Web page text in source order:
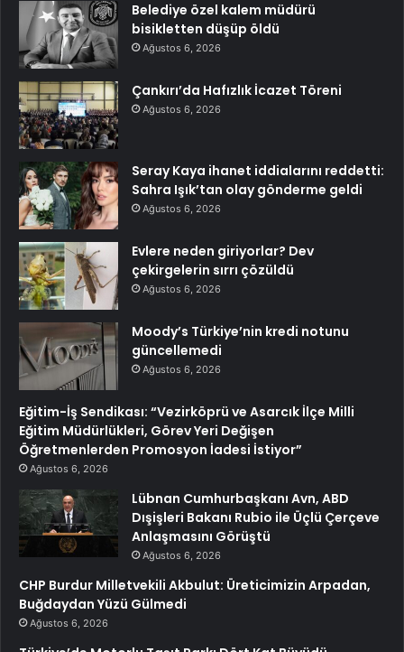
Belediye özel kalem müdürü
bisikletten düşüp öldü
Ağustos 6, 2026
Çankırı’da Hafızlık İcazet Töreni
Ağustos 6, 2026
Seray Kaya ihanet iddialarını reddetti:
Sahra Işık’tan olay gönderme geldi
Ağustos 6, 2026
Evlere neden giriyorlar? Dev
çekirgelerin sırrı çözüldü
Ağustos 6, 2026
Moody’s Türkiye’nin kredi notunu
güncellemedi
Ağustos 6, 2026
Eğitim-İş Sendikası: “Vezirköprü ve Asarcık İlçe Milli
Eğitim Müdürlükleri, Görev Yeri Değişen
Öğretmenlerden Promosyon İadesi İstiyor”
Ağustos 6, 2026
Lübnan Cumhurbaşkanı Avn, ABD
Dışişleri Bakanı Rubio ile Üçlü Çerçeve
Anlaşmasını Görüştü
Ağustos 6, 2026
CHP Burdur Milletvekili Akbulut: Üreticimizin Arpadan,
Buğdaydan Yüzü Gülmedi
Ağustos 6, 2026